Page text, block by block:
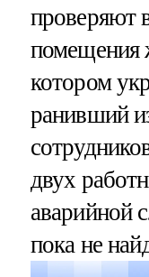
проверяют
помещения
котором
ранивший
двух
аварийной
пока не